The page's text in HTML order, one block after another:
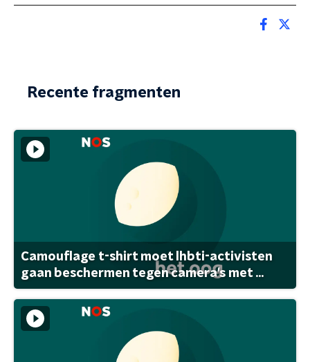
Recente fragmenten
Camouflage t-shirt moet lhbti-activisten
gaan beschermen tegen camera's met ...